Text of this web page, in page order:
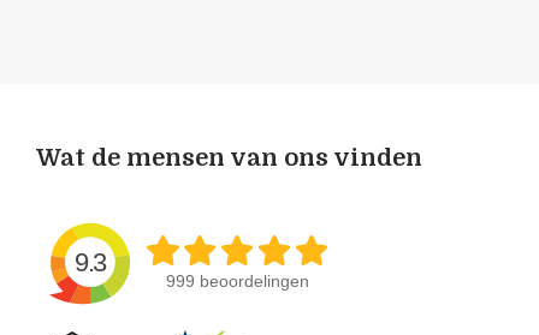
Wat de mensen van ons vinden
9.3
999 beoordelingen